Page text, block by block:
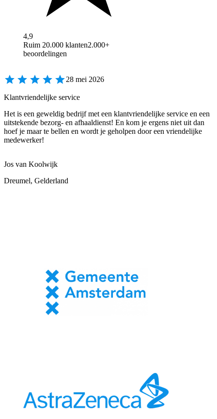
4,9
Ruim 20.000 klanten2.000+
beoordelingen
28 mei 2026
Klantvriendelijke service
Het is een geweldig bedrijf met een klantvriendelijke service en een
uitstekende bezorg- en afhaaldienst! En kom je ergens niet uit dan
hoef je maar te bellen en wordt je geholpen door een vriendelijke
medewerker!
Jos van Koolwijk
Dreumel, Gelderland